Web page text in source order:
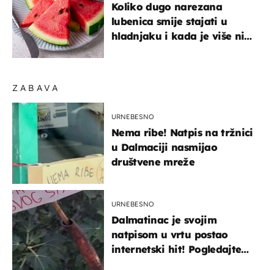
ZABAVA
URNEBESNO
Nema ribe! Natpis na tržnici
u Dalmaciji nasmijao
društvene mreže
URNEBESNO
Dalmatinac je svojim
natpisom u vrtu postao
internetski hit! Pogledajte
Koliko dugo narezana
lubenica smije stajati u
hladnjaku i kada je više nije